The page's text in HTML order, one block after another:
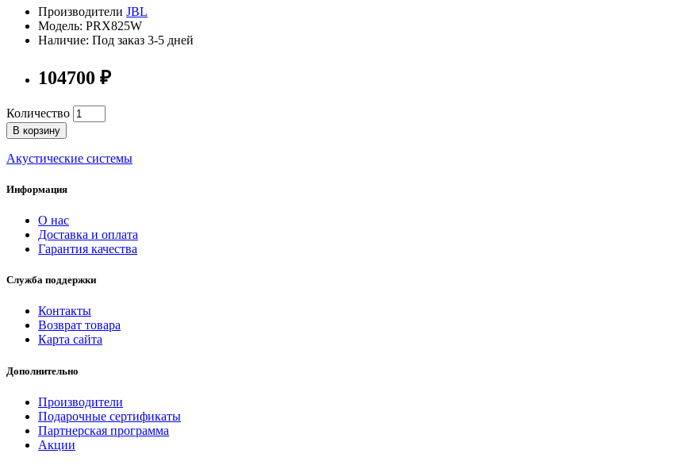
Производители JBL
Модель: PRX825W
Наличие: Под заказ 3-5 дней
104700 ₽
Количество
В корзину
Акустические системы
Информация
О нас
Доставка и оплата
Гарантия качества
Служба поддержки
Контакты
Возврат товара
Карта сайта
Дополнительно
Производители
Подарочные сертификаты
Партнерская программа
Акции